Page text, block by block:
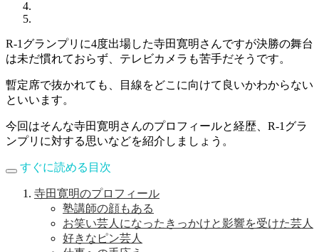
R-1グランプリに4度出場した寺田寛明さんですが決勝の舞台
は未だ慣れておらず、テレビカメラも苦手だそうです。
暫定席で抜かれても、目線をどこに向けて良いかわからない
といいます。
今回はそんな寺田寛明さんのプロフィールと経歴、R-1グラ
ンプリに対する思いなどを紹介しましょう。
すぐに読める目次
寺田寛明のプロフィール
塾講師の顔もある
お笑い芸人になったきっかけと影響を受けた芸人
好きなピン芸人